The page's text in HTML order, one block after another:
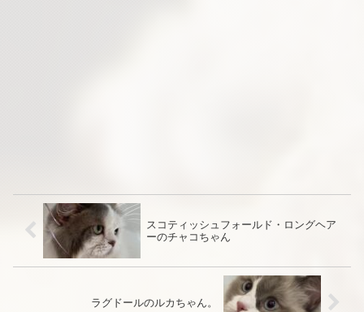
スコティッシュフォールド・ロングヘア
ーのチャコちゃん
ラグドールのルカちゃん。